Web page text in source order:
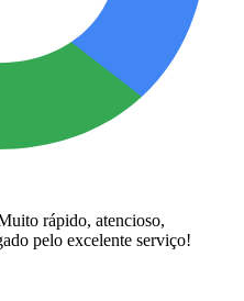
rápido, atencioso,
pelo excelente serviço!